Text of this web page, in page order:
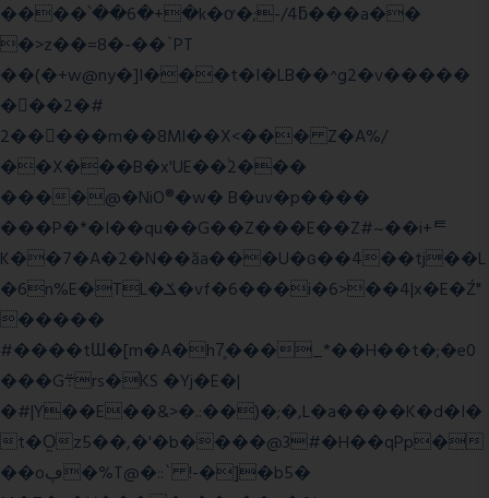
����՝��6�+�k�ơ�;-/4ƃ���a��
�>z��=8�-��`PT
��(�+w@ny�]I���t�I�LB��^g2�v�����
��ٕ�2�#
2�����m��8Ml��X<��� Z�A%/
��X���B�x'UE��֔2���
����@�NiO®�w� B�uv�p����
���P�*�I��qu��G��Z��� E��Z#~��i+ᄐ
K��7�A�2�N��ăa���U�ɢ��4��tj��L
�6n%E�TL�ݎ�vf�6���i�6>��4|x�E�Ź"
�����
#����tƜ�[m�A�h7̥���_*��H��t�;�e0
���G܊rs�֗KS �Yj�E�|
�#|Y��E��&>�.:��)�;�,L�a����K�d�I�
t�O͖z5��,�'�b����@3#�H��qPp�
��oڥ�%T@�::` !-�]�b5�